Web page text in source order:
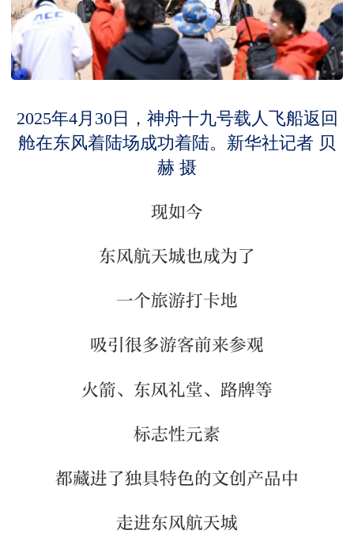
2025年4月30日，神舟十九号载人飞船返回
舱在东风着陆场成功着陆。新华社记者 贝
赫 摄
现如今
东风航天城也成为了
一个旅游打卡地
吸引很多游客前来参观
火箭、东风礼堂、路牌等
标志性元素
都藏进了独具特色的文创产品中
走进东风航天城